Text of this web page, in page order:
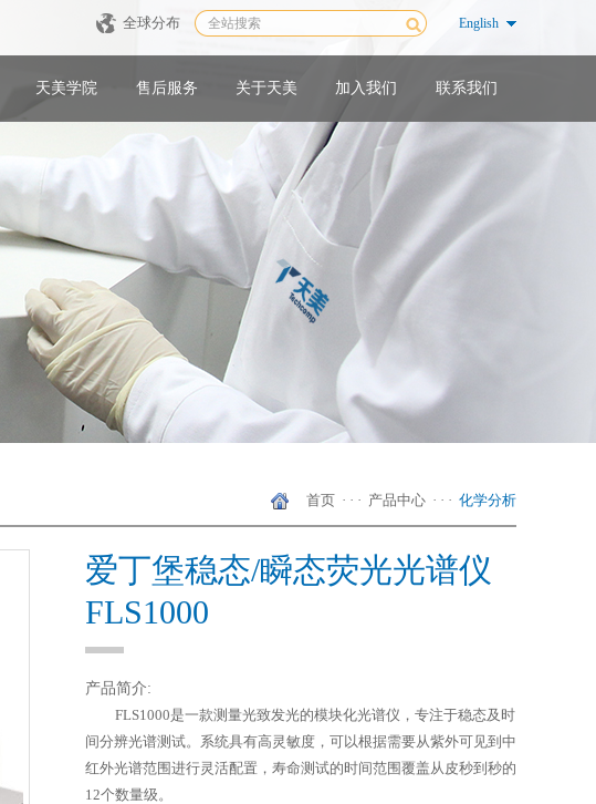
全球分布 English
天美学院 售后服务 关于天美 加入我们 联系我们
首页 · · · 产品中心 · · · 化学分析
爱丁堡稳态/瞬态荧光光谱仪
FLS1000
产品简介:
FLS1000是一款测量光致发光的模块化光谱仪，专注于稳态及时
间分辨光谱测试。系统具有高灵敏度，可以根据需要从紫外可见到中
红外光谱范围进行灵活配置，寿命测试的时间范围覆盖从皮秒到秒的
12个数量级。